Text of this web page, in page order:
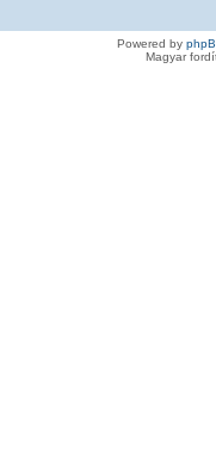
Powered by
Magyar